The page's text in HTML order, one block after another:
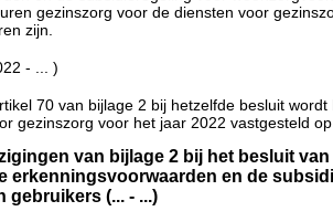
gezinszorg voor de diensten voor
zijn.
- ... )
70 van bijlage 2 bij hetzelfde besluit
gezinszorg voor het jaar 2022 vastgesteld
van bijlage 2 bij het besluit
erkenningsvoorwaarden en de
gebruikers (... - ...)